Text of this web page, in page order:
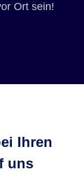
Ort sein!
Ihren
uns